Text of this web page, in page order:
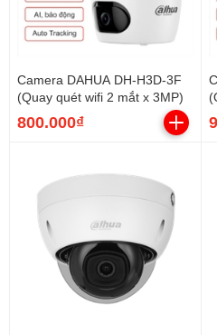
Camera DAHUA DH-H3D-3F
(Quay quét wifi 2 mắt x 3MP)
800.000₫